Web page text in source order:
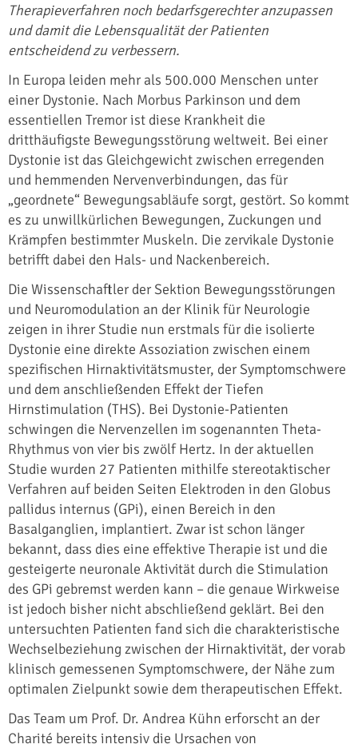
Therapieverfahren noch bedarfsgerechter anzupassen
und damit die Lebensqualität der Patienten
entscheidend zu verbessern.
In Europa leiden mehr als 500.000 Menschen unter
einer Dystonie. Nach Morbus Parkinson und dem
essentiellen Tremor ist diese Krankheit die
dritthäufigste Bewegungsstörung weltweit. Bei einer
Dystonie ist das Gleichgewicht zwischen erregenden
und hemmenden Nervenverbindungen, das für
„geordnete“ Bewegungsabläufe sorgt, gestört. So kommt
es zu unwillkürlichen Bewegungen, Zuckungen und
Krämpfen bestimmter Muskeln. Die zervikale Dystonie
betrifft dabei den Hals- und Nackenbereich.
Die Wissenschaftler der Sektion Bewegungsstörungen
und Neuromodulation an der Klinik für Neurologie
zeigen in ihrer Studie nun erstmals für die isolierte
Dystonie eine direkte Assoziation zwischen einem
spezifischen Hirnaktivitätsmuster, der Symptomschwere
und dem anschließenden Effekt der Tiefen
Hirnstimulation (THS). Bei Dystonie-Patienten
schwingen die Nervenzellen im sogenannten Theta-
Rhythmus von vier bis zwölf Hertz. In der aktuellen
Studie wurden 27 Patienten mithilfe stereotaktischer
Verfahren auf beiden Seiten Elektroden in den Globus
pallidus internus (GPi), einen Bereich in den
Basalganglien, implantiert. Zwar ist schon länger
bekannt, dass dies eine effektive Therapie ist und die
gesteigerte neuronale Aktivität durch die Stimulation
des GPi gebremst werden kann – die genaue Wirkweise
ist jedoch bisher nicht abschließend geklärt. Bei den
untersuchten Patienten fand sich die charakteristische
Wechselbeziehung zwischen der Hirnaktivität, der vorab
klinisch gemessenen Symptomschwere, der Nähe zum
optimalen Zielpunkt sowie dem therapeutischen Effekt.
Das Team um Prof. Dr. Andrea Kühn erforscht an der
Charité bereits intensiv die Ursachen von